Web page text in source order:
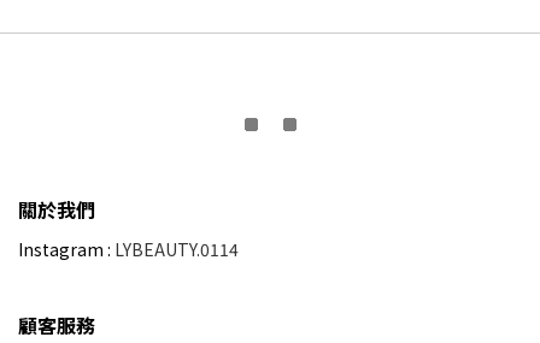
關於我們
Instagram : LYBEAUTY.0114
顧客服務